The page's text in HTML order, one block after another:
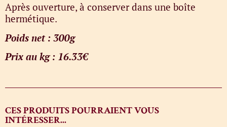
Après ouverture, à conserver dans une boîte
hermétique.
Poids net : 300g
Prix au kg : 16.33€
CES PRODUITS POURRAIENT VOUS
INTÉRESSER...